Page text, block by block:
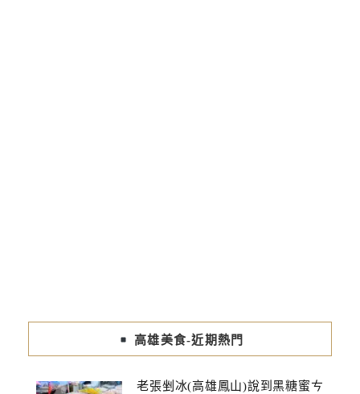
高雄美食-近期熱門
老張剉冰(高雄鳳山)說到黑糖蜜ㄘ